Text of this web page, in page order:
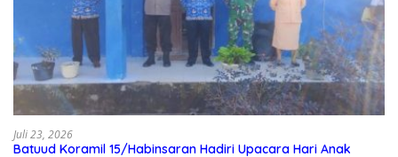
Juli 23, 2026
Batuud Koramil 15/Habinsaran Hadiri Upacara Hari Anak